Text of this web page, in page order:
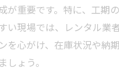
が重要です。特に、工期
い現場では、レンタル業
を心がけ、在庫状況や納
しょう。